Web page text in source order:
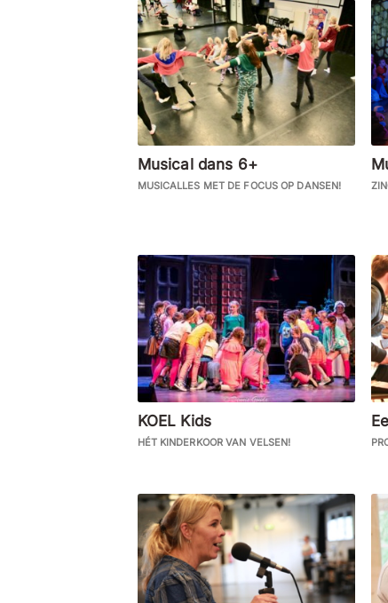
Musical dans 6+
MUSICALLES MET DE FOCUS OP DANSEN!
KOEL Kids
HÉT KINDERKOOR VAN VELSEN!